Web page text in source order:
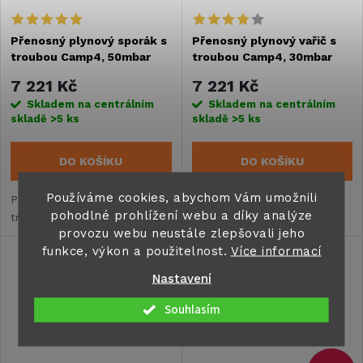
Používáme cookies, abychom Vám umožnili
pohodlné prohlížení webu a díky analýze
provozu webu neustále zlepšovali jeho
funkce, výkon a použitelnost. Více informací
Nastavení
Souhlasím
Přenosný plynový sporák s
troubou Camp4, 50mbar
7 221 Kč
Skladem na centrálním
skladě >5 ks
DO KOŠÍKU
Přenosný plynový sporák s
troubou.
Přenosný plynový vařič s
troubou Camp4, 30mbar
7 221 Kč
Skladem na centrálním
skladě >5 ks
DO KOŠÍKU
Přenosný plynový sporák s
troubou.